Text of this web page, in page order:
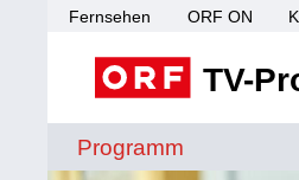
Fernsehen ORF ON
TV-
Programm